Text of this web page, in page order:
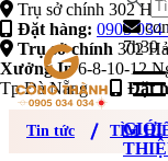
Trụ sở chính 302
Đặt hàng: 0905 034
Trụ sở chính 302
Xưởng In6-8-10-12
Tp Đà Nẵng
Đặt
7h30
GIỚI
Tin tức TÌM